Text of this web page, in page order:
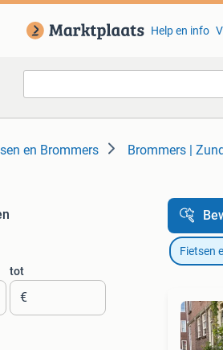
Help en info
en Brommers Brommers |
tot
€
Fietsen